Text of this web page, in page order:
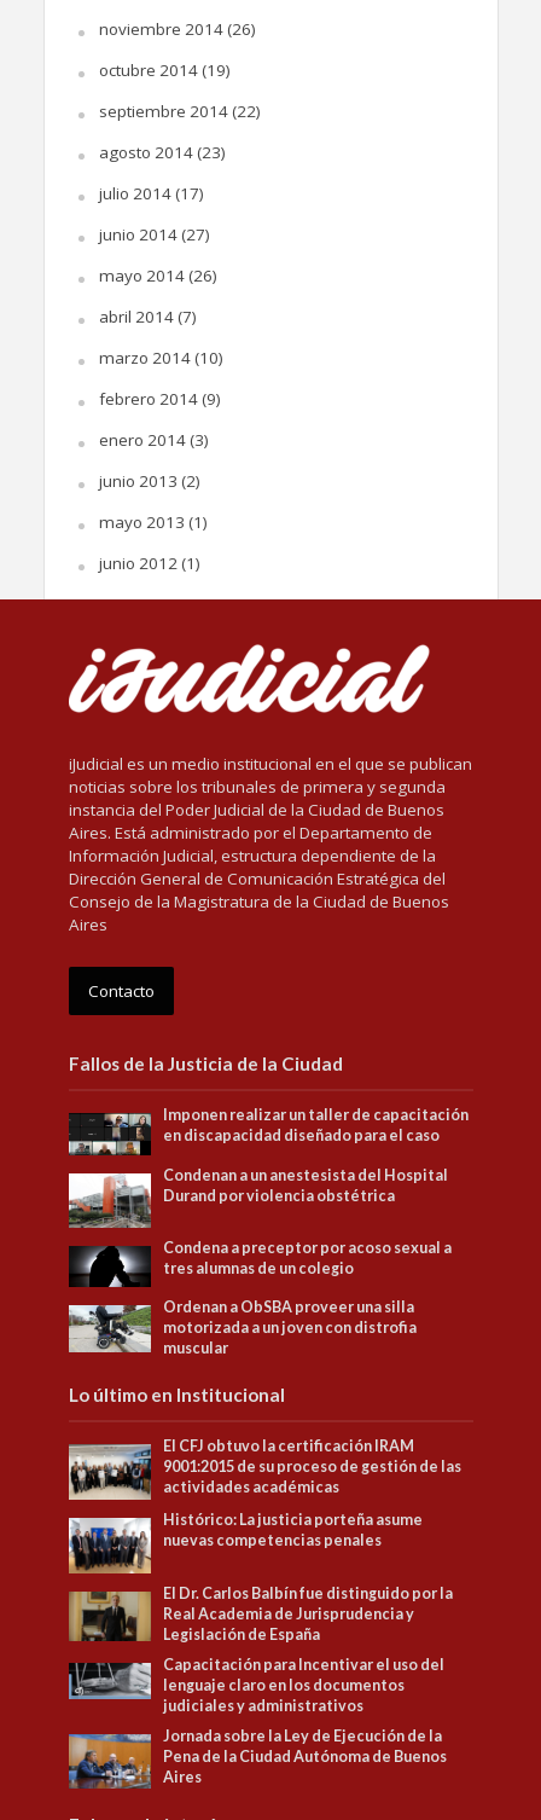
noviembre 2014(26)
octubre 2014(19)
septiembre 2014(22)
agosto 2014(23)
julio 2014(17)
junio 2014(27)
mayo 2014(26)
abril 2014(7)
marzo 2014(10)
febrero 2014(9)
enero 2014(3)
junio 2013 (2)
mayo 2013 (1)
junio 2012(1)
iJudicial es un medio institucional en el que se publican
noticias sobre los tribunales de primera y segunda
instancia del Poder Judicial de la Ciudad de Buenos
Aires. Está administrado por el Departamento de
Información Judicial, estructura dependiente de la
Dirección General de Comunicación Estratégica del
Consejo de la Magistratura de la Ciudad de Buenos
Aires
Contacto
Fallos de la Justicia de la Ciudad
Imponen realizar un taller de capacitación
en discapacidad diseñado para el caso
Condenan a un anestesista del Hospital
Durand por violencia obstétrica
Condena a preceptor por acoso sexual a
tres alumnas de un colegio
Ordenan a ObSBA proveer una silla
motorizada a un joven con distrofia
muscular
Lo último en Institucional
El CFJ obtuvo la certificación IRAM
9001:2015 de su proceso de gestión de las
actividades académicas
Histórico: La justicia porteña asume
nuevas competencias penales
El Dr. Carlos Balbín fue distinguido por la
Real Academia de Jurisprudencia y
Legislación de España
Capacitación para Incentivar el uso del
lenguaje claro en los documentos
judiciales y administrativos
Jornada sobre la Ley de Ejecución de la
Pena de la Ciudad Autónoma de Buenos
Aires